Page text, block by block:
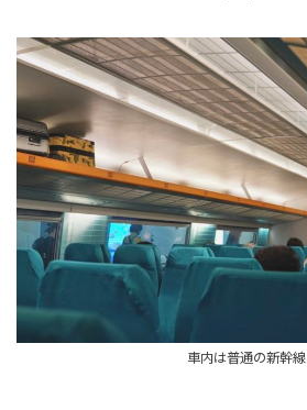
車内は普通の新幹線